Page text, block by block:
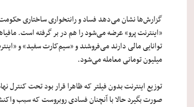
گزارش‌ها نشان می‌دهد فساد و رانتخواری ساختاری
«اینترنت پرو» عرضه می‌شود را هم در بر گرفته است.
توانایی مالی دارند می‌فروشند و «سیم‌کارت‌ سفید» و
میلیون تومانی معامله می‌شود.
توزیع اینترنت بدون فیلتر که ظاهرا قرار بود تحت
صورت بگیرد حالا با آنچنان فسادی روبروست که سبب